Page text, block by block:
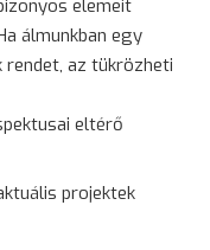
elemeit
álmunkban egy
rendet, az tükrözheti
eltérő
projektek